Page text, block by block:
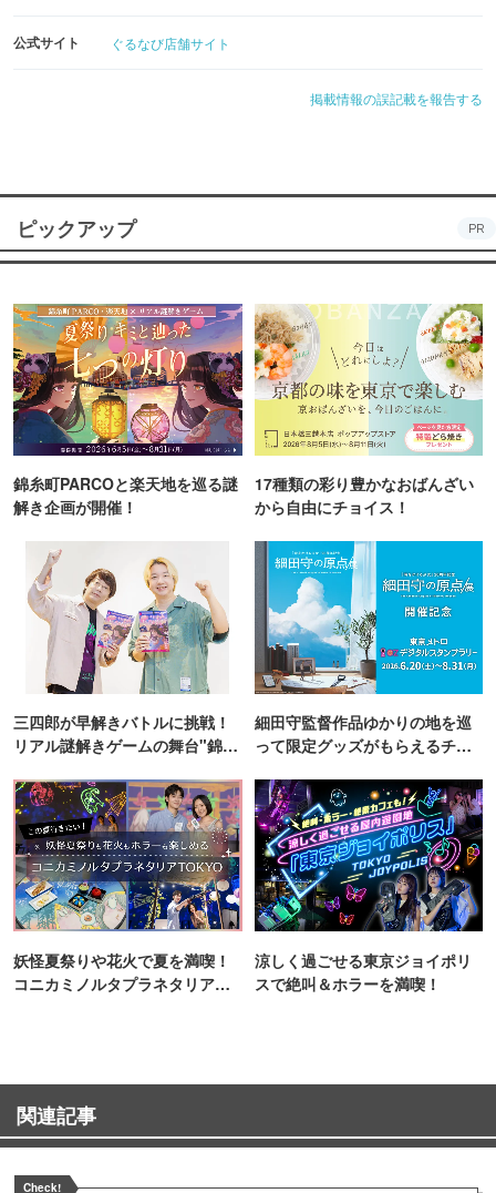
公式サイト ぐるなび店舗サイト
掲載情報の誤記載を報告する
ピックアップ PR
錦糸町PARCOと楽天地を巡る謎
解き企画が開催！
17種類の彩り豊かなおばんざい
から自由にチョイス！
三四郎が早解きバトルに挑戦！
リアル謎解きゲームの舞台"錦糸
細田守監督作品ゆかりの地を巡
って限定グッズがもらえるチャ
妖怪夏祭りや花火で夏を満喫！
コニカミノルタプラネタリア
涼しく過ごせる東京ジョイポリ
スで絶叫＆ホラーを満喫！
関連記事
Check!